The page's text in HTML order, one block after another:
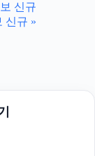
신규
신규 »